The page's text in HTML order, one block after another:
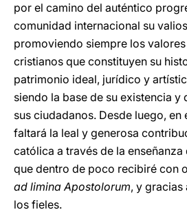
por el camino del auténtico
comunidad internacional su
promoviendo siempre los
cristianos que constituyen su
patrimonio ideal, jurídico y
siendo la base de su existencia
sus ciudadanos. Desde luego,
faltará la leal y generosa
católica a través de la
que dentro de poco recibiré con
ad limina Apostolorum, y gracias
los fieles.